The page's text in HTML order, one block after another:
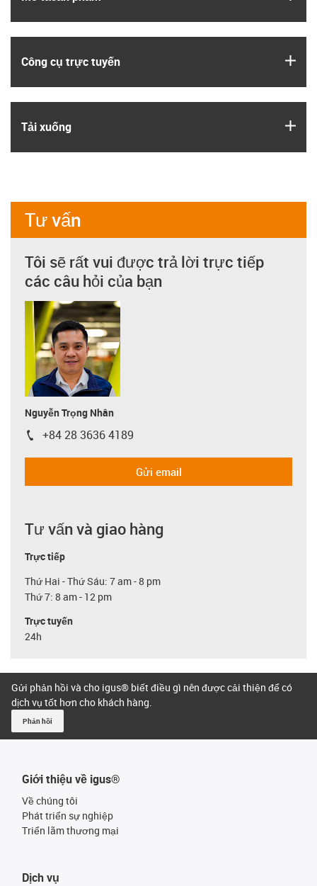
Công cụ trực tuyến
Tải xuống
Tư vấn
Tôi sẽ rất vui được trả lời trực tiếp
các câu hỏi của bạn
Nguyễn Trọng Nhân
igus-icon-phone
+84 28 3636 4189
Gửi email
Tư vấn và giao hàng
Trực tiếp
Thứ Hai - Thứ Sáu: 7 am - 8 pm
Thứ 7: 8 am - 12 pm
Trực tuyến
24h
Gửi phản hồi và cho igus® biết điều gì nên được cải thiện để có
dịch vụ tốt hơn cho khách hàng.
Phản hồi
Giới thiệu về igus®
Về chúng tôi
Phát triển sự nghiệp
Triển lãm thương mại
Dịch vụ